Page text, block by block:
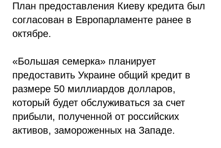
План предоставления Киеву кредита был
согласован в Европарламенте ранее в
октябре.
«Большая семерка» планирует
предоставить Украине общий кредит в
размере 50 миллиардов долларов,
который будет обслуживаться за счет
прибыли, полученной от российских
активов, замороженных на Западе.